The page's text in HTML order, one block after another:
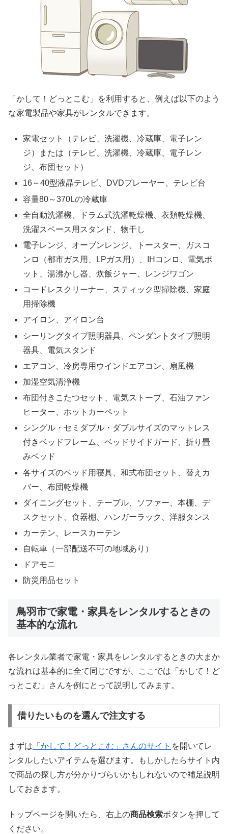
「かして！どっとこむ」を利用すると、例えば以下のよう
な家電製品や家具がレンタルできます。
家電セット（テレビ、洗濯機、冷蔵庫、電子レン
ジ）または（テレビ、洗濯機、冷蔵庫、電子レン
ジ、布団セット）
16～40型液晶テレビ、DVDプレーヤー、テレビ台
容量80～370Lの冷蔵庫
全自動洗濯機、ドラム式洗濯乾燥機、衣類乾燥機、
洗濯スペース用スタンド、物干し
電子レンジ、オーブンレンジ、トースター、ガスコ
ンロ（都市ガス用、LPガス用）、IHコンロ、電気ポ
ット、湯沸かし器、炊飯ジャー、レンジワゴン
コードレスクリーナー、スティック型掃除機、家庭
用掃除機
アイロン、アイロン台
シーリングタイプ照明器具、ペンダントタイプ照明
器具、電気スタンド
エアコン、冷房専用ウインドエアコン、扇風機
加湿空気清浄機
布団付きこたつセット、電気ストーブ、石油ファン
ヒーター、ホットカーペット
シングル・セミダブル・ダブルサイズのマットレス
付きベッドフレーム、ベッドサイドガード、折り畳
みベッド
各サイズのベッド用寝具、和式布団セット、替えカ
バー、布団乾燥機
ダイニングセット、テーブル、ソファー、本棚、デ
スクセット、食器棚、ハンガーラック、洋服タンス
カーテン、レースカーテン
自転車（一部配送不可の地域あり）
ドアモニ
防災用品セット
鳥羽市で家電・家具をレンタルするときの
基本的な流れ
各レンタル業者で家電・家具をレンタルするときの大まか
な流れは基本的に全て同じですが、ここでは「かして！ど
っとこむ」さんを例にとって説明してみます。
借りたいものを選んで注文する
まずは 「かして！どっとこむ」さんのサイト を開いてレ
ンタルしたいアイテムを選びます。もしかしたらサイト内
で商品の探し方が分かりづらいかもしれないので補足説明
しておきます。
トップページを開いたら、右上の商品検索ボタンを押して
ください。